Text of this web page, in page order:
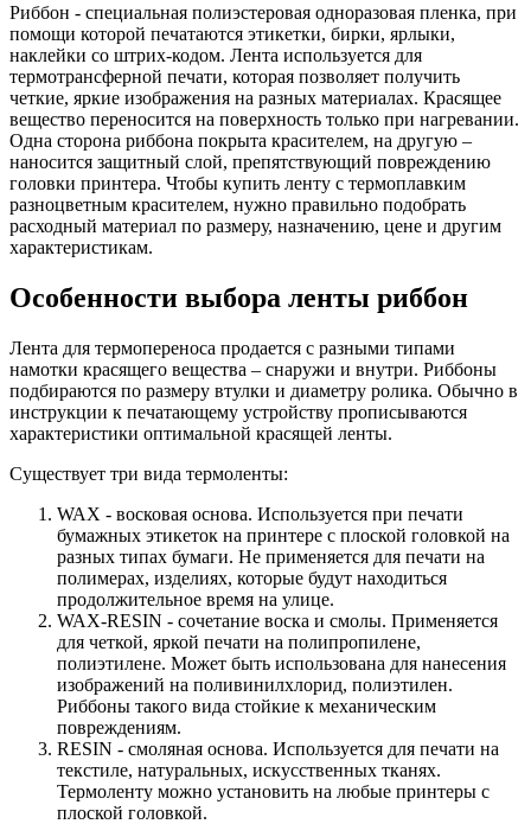
Риббон - специальная полиэстеровая одноразовая пленка, при
помощи которой печатаются этикетки, бирки, ярлыки,
наклейки со штрих-кодом. Лента используется для
термотрансферной печати, которая позволяет получить
четкие, яркие изображения на разных материалах. Красящее
вещество переносится на поверхность только при нагревании.
Одна сторона риббона покрыта красителем, на другую –
наносится защитный слой, препятствующий повреждению
головки принтера. Чтобы купить ленту с термоплавким
разноцветным красителем, нужно правильно подобрать
расходный материал по размеру, назначению, цене и другим
характеристикам.
Особенности выбора ленты риббон
Лента для термопереноса продается с разными типами
намотки красящего вещества – снаружи и внутри. Риббоны
подбираются по размеру втулки и диаметру ролика. Обычно в
инструкции к печатающему устройству прописываются
характеристики оптимальной красящей ленты.
Существует три вида термоленты:
WAX - восковая основа. Используется при печати
бумажных этикеток на принтере с плоской головкой на
разных типах бумаги. Не применяется для печати на
полимерах, изделиях, которые будут находиться
продолжительное время на улице.
WAX-RESIN - сочетание воска и смолы. Применяется
для четкой, яркой печати на полипропилене,
полиэтилене. Может быть использована для нанесения
изображений на поливинилхлорид, полиэтилен.
Риббоны такого вида стойкие к механическим
повреждениям.
RESIN - смоляная основа. Используется для печати на
текстиле, натуральных, искусственных тканях.
Термоленту можно установить на любые принтеры с
плоской головкой.